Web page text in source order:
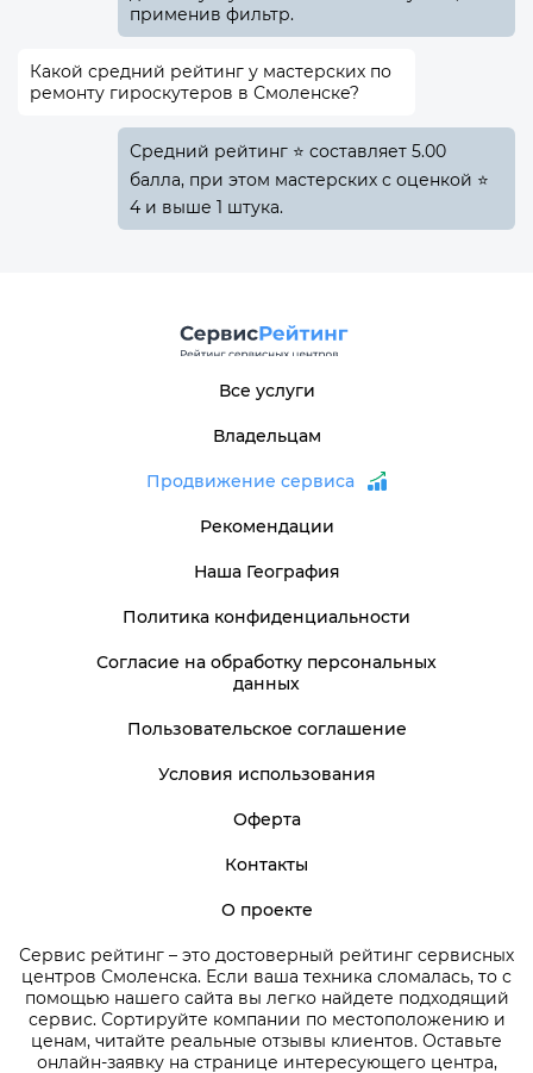
применив фильтр.
Какой средний рейтинг у мастерских по
ремонту гироскутеров в Смоленске?
Средний рейтинг ⭐ составляет 5.00
балла, при этом мастерских с оценкой ⭐
4 и выше 1 штука.
Сервис рейтинг – это достоверный рейтинг сервисных
центров Смоленска. Если ваша техника сломалась, то с
помощью нашего сайта вы легко найдете подходящий
сервис. Сортируйте компании по местоположению и
ценам, читайте реальные отзывы клиентов. Оставьте
онлайн-заявку на странице интересующего центра,
Все услуги
Владельцам
Продвижение сервиса
Рекомендации
Наша География
Политика конфиденциальности
Согласие на обработку персональных
данных
Пользовательское соглашение
Условия использования
Оферта
Контакты
О проекте